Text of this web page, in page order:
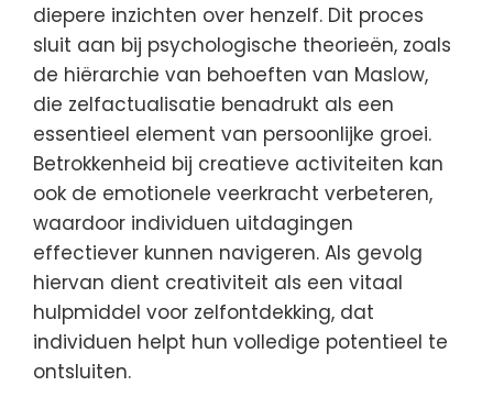
diepere inzichten over henzelf. Dit proces
sluit aan bij psychologische theorieën, zoals
de hiërarchie van behoeften van Maslow,
die zelfactualisatie benadrukt als een
essentieel element van persoonlijke groei.
Betrokkenheid bij creatieve activiteiten kan
ook de emotionele veerkracht verbeteren,
waardoor individuen uitdagingen
effectiever kunnen navigeren. Als gevolg
hiervan dient creativiteit als een vitaal
hulpmiddel voor zelfontdekking, dat
individuen helpt hun volledige potentieel te
ontsluiten.